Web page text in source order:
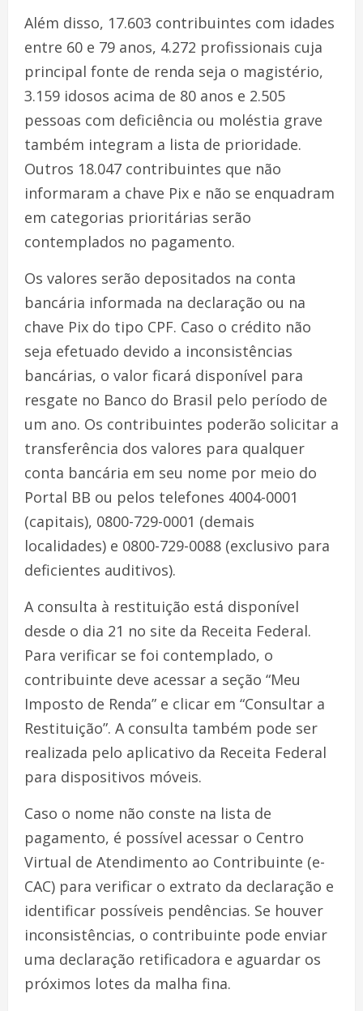
Além disso, 17.603 contribuintes com idades
entre 60 e 79 anos, 4.272 profissionais cuja
principal fonte de renda seja o magistério,
3.159 idosos acima de 80 anos e 2.505
pessoas com deficiência ou moléstia grave
também integram a lista de prioridade.
Outros 18.047 contribuintes que não
informaram a chave Pix e não se enquadram
em categorias prioritárias serão
contemplados no pagamento.
Os valores serão depositados na conta
bancária informada na declaração ou na
chave Pix do tipo CPF. Caso o crédito não
seja efetuado devido a inconsistências
bancárias, o valor ficará disponível para
resgate no Banco do Brasil pelo período de
um ano. Os contribuintes poderão solicitar a
transferência dos valores para qualquer
conta bancária em seu nome por meio do
Portal BB ou pelos telefones 4004-0001
(capitais), 0800-729-0001 (demais
localidades) e 0800-729-0088 (exclusivo para
deficientes auditivos).
A consulta à restituição está disponível
desde o dia 21 no site da Receita Federal.
Para verificar se foi contemplado, o
contribuinte deve acessar a seção “Meu
Imposto de Renda” e clicar em “Consultar a
Restituição”. A consulta também pode ser
realizada pelo aplicativo da Receita Federal
para dispositivos móveis.
Caso o nome não conste na lista de
pagamento, é possível acessar o Centro
Virtual de Atendimento ao Contribuinte (e-
CAC) para verificar o extrato da declaração e
identificar possíveis pendências. Se houver
inconsistências, o contribuinte pode enviar
uma declaração retificadora e aguardar os
próximos lotes da malha fina.